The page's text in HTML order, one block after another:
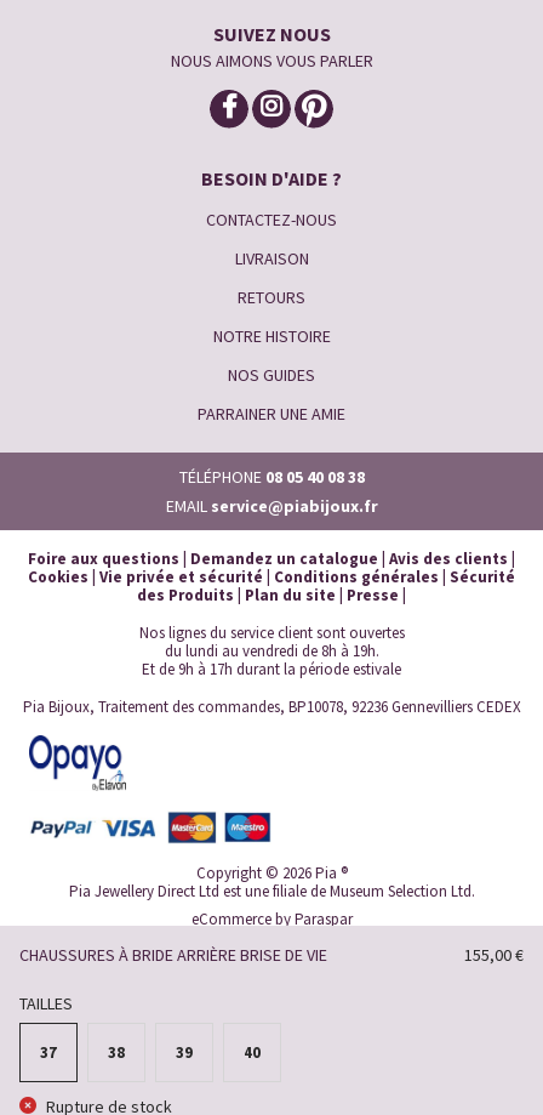
CHAUSSURES À BRIDE ARRIÈRE BRISE DE VIE 155,00 €
TAILLES
37 38 39 40
Rupture de stock
SUIVEZ NOUS
NOUS AIMONS VOUS PARLER
BESOIN D'AIDE ?
CONTACTEZ-NOUS
LIVRAISON
RETOURS
NOTRE HISTOIRE
NOS GUIDES
PARRAINER UNE AMIE
TÉLÉPHONE 08 05 40 08 38
EMAIL service@piabijoux.fr
Foire aux questions Demandez un catalogue Avis des clients
Cookies Vie privée et sécurité Conditions générales Sécurité
des Produits
Plan du site Presse
Nos lignes du service client sont ouvertes
du lundi au vendredi de 8h à 19h.
Et de 9h à 17h durant la période estivale
Pia Bijoux, Traitement des commandes, BP10078, 92236 Gennevilliers CEDEX
Copyright © 2026 Pia ®
Pia Jewellery Direct Ltd est une filiale de Museum Selection Ltd.
eCommerce byParaspar